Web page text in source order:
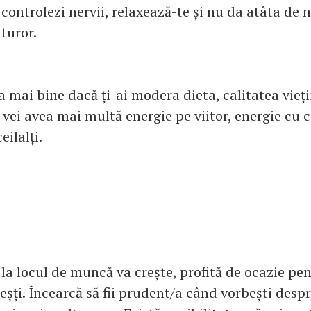
nervii, relaxează-te și nu da atâta de
mai bine dacă ți-ai modera dieta, calitatea
vei avea mai multă energie pe viitor, energie cu
locul de muncă va crește, profită de ocazie
Încearcă să fii prudent/a când vorbești